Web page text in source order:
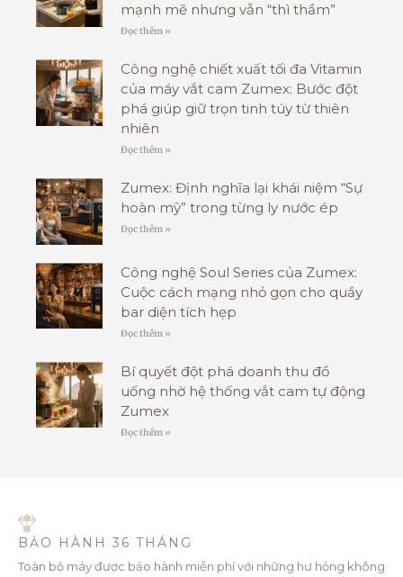
mạnh mẽ nhưng vẫn “thì thầm”
Đọc thêm »
Công nghệ chiết xuất tối đa Vitamin
của máy vắt cam Zumex: Bước đột
phá giúp giữ trọn tinh túy từ thiên
nhiên
Đọc thêm »
Zumex: Định nghĩa lại khái niệm “Sự
hoàn mỹ” trong từng ly nước ép
Đọc thêm »
Công nghệ Soul Series của Zumex:
Cuộc cách mạng nhỏ gọn cho quầy
bar diện tích hẹp
Đọc thêm »
Bí quyết đột phá doanh thu đồ
uống nhờ hệ thống vắt cam tự động
Zumex
Đọc thêm »
BẢO HÀNH 36 THÁNG
Toàn bộ máy được bảo hành miễn phí với những hư hỏng không